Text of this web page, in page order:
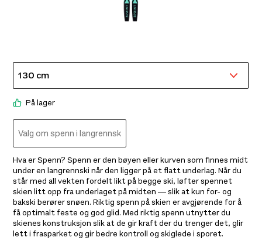
950,-
På lager
Valg om
spenn i
langrennski
Hva er Spenn? Spenn er den bøyen eller kurven som finnes midt
under en langrennski når den ligger på et flatt underlag. Når du
står med all vekten fordelt likt på begge ski, løfter spennet
skien litt opp fra underlaget på midten — slik at kun for- og
bakski berører snøen. Riktig spenn på skien er avgjørende for å
få optimalt feste og god glid. Med riktig spenn utnytter du
skienes konstruksjon slik at de gir kraft der du trenger det, glir
lett i frasparket og gir bedre kontroll og skiglede i sporet.